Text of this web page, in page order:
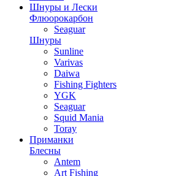
Шнуры и Лески
Флюорокарбон
Seaguar
Шнуры
Sunline
Varivas
Daiwa
Fishing Fighters
YGK
Seaguar
Squid Mania
Toray
Приманки
Блесны
Antem
Art Fishing